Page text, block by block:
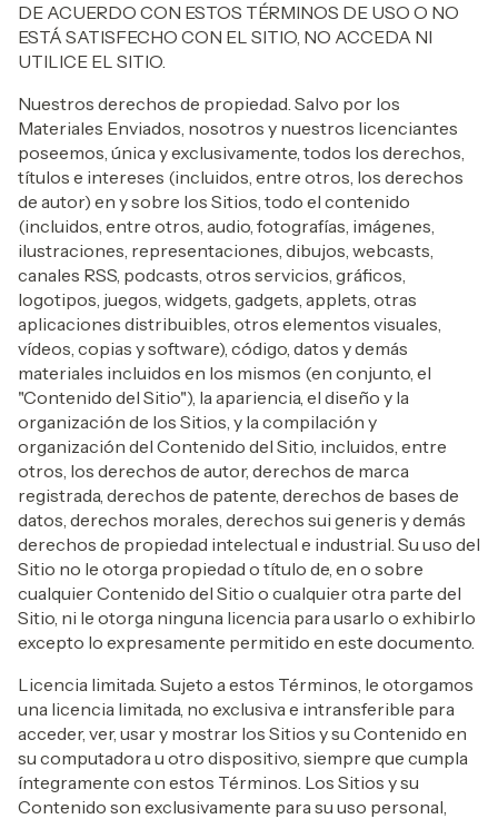
DE ACUERDO CON ESTOS TÉRMINOS DE USO O NO
ESTÁ SATISFECHO CON EL SITIO, NO ACCEDA NI
UTILICE EL SITIO.
Nuestros derechos de propiedad. Salvo por los
Materiales Enviados, nosotros y nuestros licenciantes
poseemos, única y exclusivamente, todos los derechos,
títulos e intereses (incluidos, entre otros, los derechos
de autor) en y sobre los Sitios, todo el contenido
(incluidos, entre otros, audio, fotografías, imágenes,
ilustraciones, representaciones, dibujos, webcasts,
canales RSS, podcasts, otros servicios, gráficos,
logotipos, juegos, widgets, gadgets, applets, otras
aplicaciones distribuibles, otros elementos visuales,
vídeos, copias y software), código, datos y demás
materiales incluidos en los mismos (en conjunto, el
"Contenido del Sitio"), la apariencia, el diseño y la
organización de los Sitios, y la compilación y
organización del Contenido del Sitio, incluidos, entre
otros, los derechos de autor, derechos de marca
registrada, derechos de patente, derechos de bases de
datos, derechos morales, derechos sui generis y demás
derechos de propiedad intelectual e industrial. Su uso del
Sitio no le otorga propiedad o título de, en o sobre
cualquier Contenido del Sitio o cualquier otra parte del
Sitio, ni le otorga ninguna licencia para usarlo o exhibirlo
excepto lo expresamente permitido en este documento.
Licencia limitada. Sujeto a estos Términos, le otorgamos
una licencia limitada, no exclusiva e intransferible para
acceder, ver, usar y mostrar los Sitios y su Contenido en
su computadora u otro dispositivo, siempre que cumpla
íntegramente con estos Términos. Los Sitios y su
Contenido son exclusivamente para su uso personal,